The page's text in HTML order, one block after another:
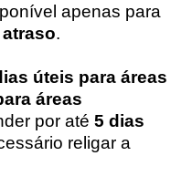
apenas para
.
úteis para áreas
áreas
por até 5 dias
religar a